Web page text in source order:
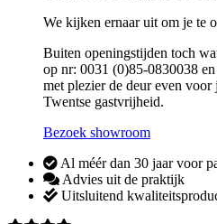
We kijken ernaar uit om je te
Buiten openingstijden toch
op nr: 0031 (0)85-0830038
met plezier de deur even
Twentse gastvrijheid.
Bezoek showroom
Al méér dan 30 jaar voor
Advies uit de praktijk
Uitsluitend